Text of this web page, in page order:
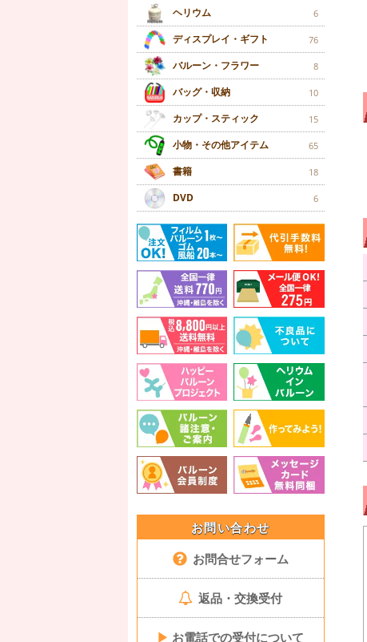
ヘリウム 6
ディスプレイ・ギフト 76
バルーン・フラワー 8
バッグ・収納 10
カップ・スティック 15
小物・その他アイテム 65
書籍 18
DVD 6
お問い合わせ
お問合せフォーム
返品・交換受付
▶ お電話での受付について